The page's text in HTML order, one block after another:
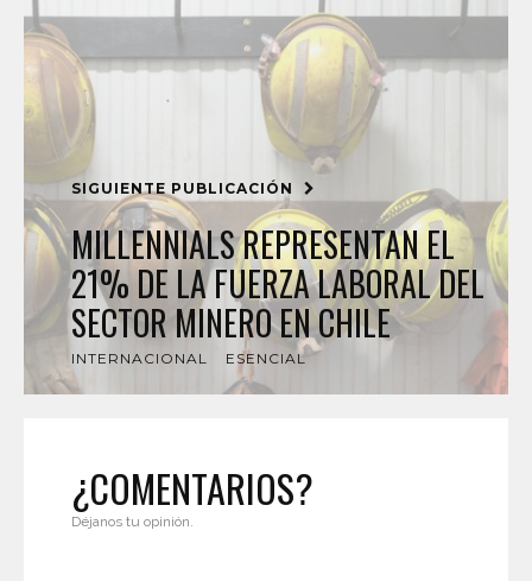
SIGUIENTE PUBLICACIÓN
MILLENNIALS REPRESENTAN EL
21% DE LA FUERZA LABORAL DEL
SECTOR MINERO EN CHILE
INTERNACIONAL ESENCIAL
¿COMENTARIOS?
Déjanos tu opinión.